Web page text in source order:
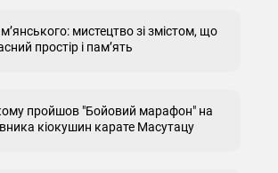
мистецтво зі змістом, що
простір і пам’ять
пройшов "Бойовий марафон" на
кіокушин карате Масутацу